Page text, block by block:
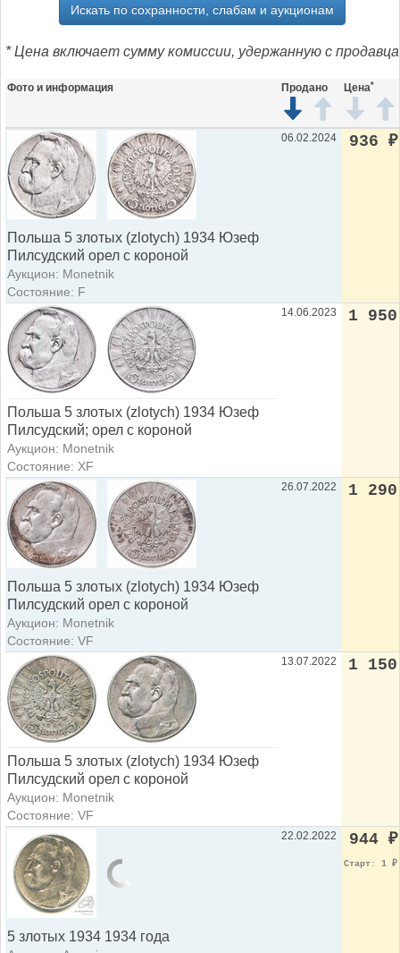
Искать по сохранности, слабам и аукционам
* Цена включает сумму комиссии, удержанную с продавца
Фото и информация Продано Цена*
Польша 5 злотых (zlotych) 1934 Юзеф
Пилсудский орел с короной
Аукцион: Monetnik
Состояние: F
06.02.2024 936 ₽
Польша 5 злотых (zlotych) 1934 Юзеф
Пилсудский; орел с короной
Аукцион: Monetnik
Состояние: XF
14.06.2023 1 950
Польша 5 злотых (zlotych) 1934 Юзеф
Пилсудский орел с короной
Аукцион: Monetnik
Состояние: VF
26.07.2022 1 290
Польша 5 злотых (zlotych) 1934 Юзеф
Пилсудский орел с короной
Аукцион: Monetnik
Состояние: VF
13.07.2022 1 150
5 злотых 1934 1934 года
22.02.2022 944 ₽
Старт: 1 ₽